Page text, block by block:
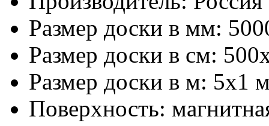
Размер доски в мм:
Размер доски в см:
Размер доски в м: 5х1
Поверхность: